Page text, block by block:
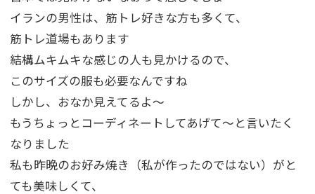
イランの男性は、筋トレ好きな方も多くて、
筋トレ道場もあります
結構ムキムキな感じの人も見かけるので、
このサイズの服も必要なんですね
しかし、おなか見えてるよ～
もうちょっとコーディネートしてあげて～と言いたく
なりました
私も昨晩のお好み焼き（私が作ったのではない）がと
ても美味しくて、